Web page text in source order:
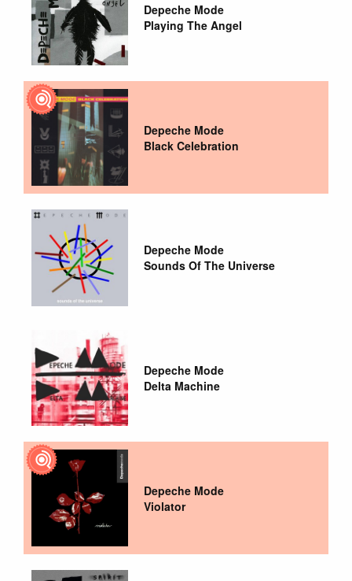
Depeche Mode
Playing The Angel
Depeche Mode
Black Celebration
Depeche Mode
Sounds Of The Universe
Depeche Mode
Delta Machine
Depeche Mode
Violator